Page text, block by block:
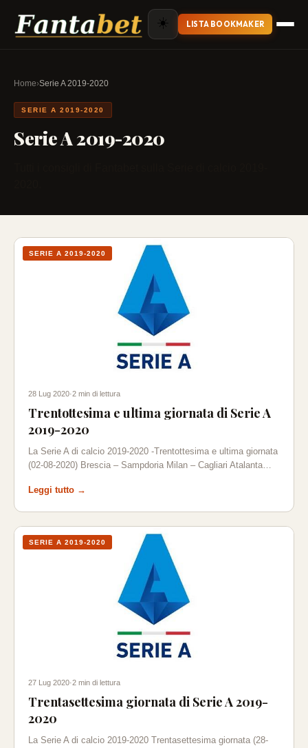
☀️ LISTA BOOKMAKER
Home›Serie A 2019-2020
SERIE A 2019-2020
Serie A 2019-2020
SERIE A 2019-2020
28 Lug 2020·2 min di lettura
Trentottesima e ultima giornata di Serie A
2019-2020
La Serie A di calcio 2019-2020 -Trentottesima e ultima giornata
(02-08-2020) Brescia – Sampdoria Milan – Cagliari Atalanta…
Leggi tutto →
SERIE A 2019-2020
27 Lug 2020·2 min di lettura
Trentasettesima giornata di Serie A 2019-
2020
La Serie A di calcio 2019-2020 Trentasettesima giornata (28-